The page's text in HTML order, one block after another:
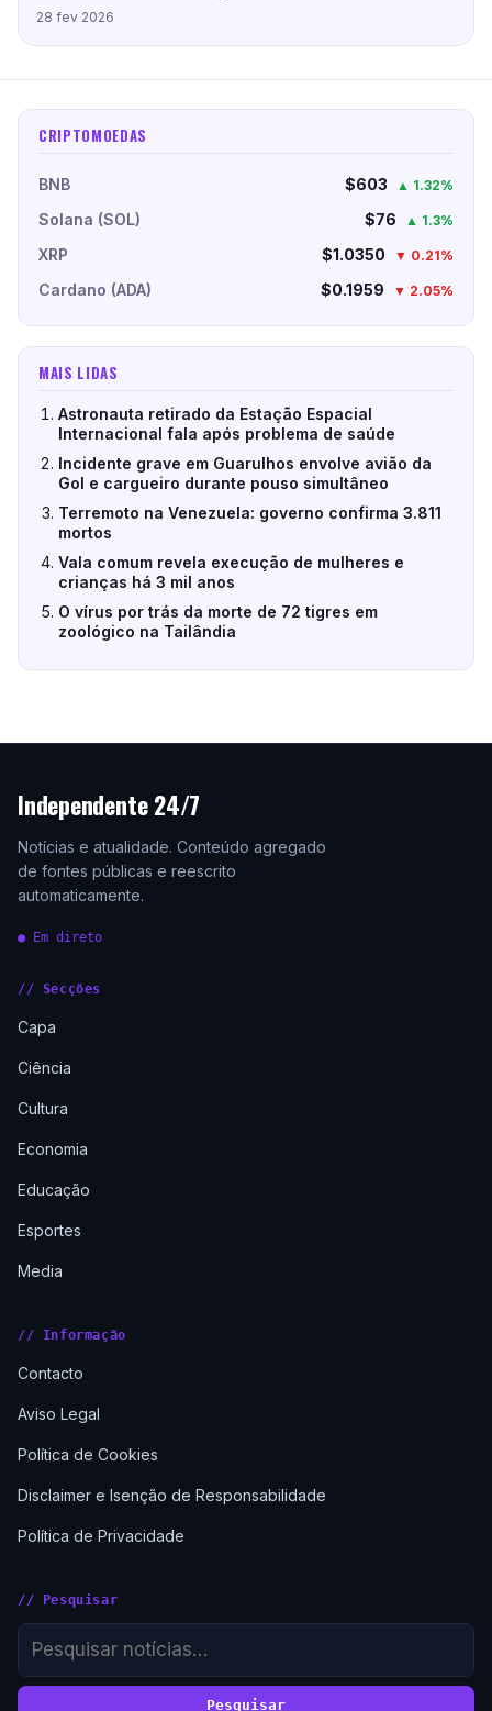
28 fev 2026
CRIPTOMOEDAS
BNB $603 ▲ 1.32%
Solana (SOL) $76 ▲ 1.3%
XRP $1.0350 ▼ 0.21%
Cardano (ADA) $0.1959 ▼ 2.05%
MAIS LIDAS
Astronauta retirado da Estação Espacial
Internacional fala após problema de saúde
Incidente grave em Guarulhos envolve avião da
Gol e cargueiro durante pouso simultâneo
Terremoto na Venezuela: governo confirma 3.811
mortos
Vala comum revela execução de mulheres e
crianças há 3 mil anos
O vírus por trás da morte de 72 tigres em
zoológico na Tailândia
Independente 24/7
Notícias e atualidade. Conteúdo agregado
de fontes públicas e reescrito
automaticamente.
● Em direto
// Secções
Capa
Ciência
Cultura
Economia
Educação
Esportes
Media
// Informação
Contacto
Aviso Legal
Política de Cookies
Disclaimer e Isenção de Responsabilidade
Política de Privacidade
// Pesquisar
Pesquisar